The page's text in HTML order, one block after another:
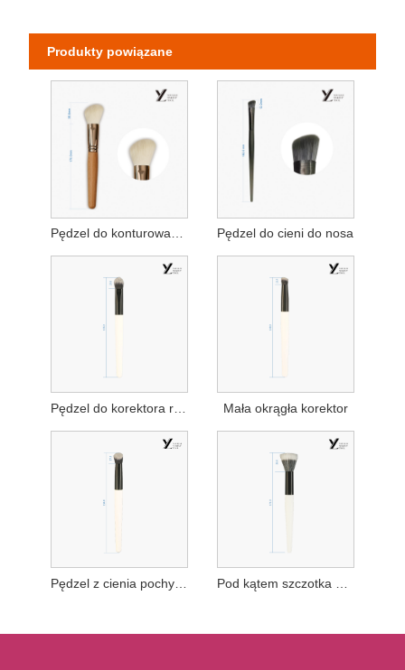
Produkty powiązane
Pędzel do konturowania twarzy Pędzel do cieni do nosa
Pędzel do korektora reflektorów Mała okrągła korektor
Pędzel z cienia pochyłego nosa